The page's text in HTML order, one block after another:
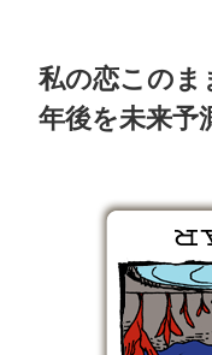
私の恋この
年後を未来予